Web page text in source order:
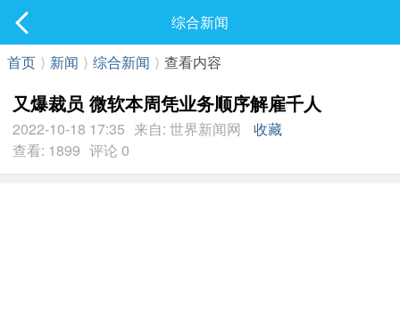
最新发表
综合新闻
首页 ⟩ 新闻 ⟩ 综合新闻 ⟩ 查看内容
又爆裁员 微软本周凭业务顺序解雇千人
2022-10-18 17:35 来自: 世界新闻网
收藏
查看: 1899 评论 0